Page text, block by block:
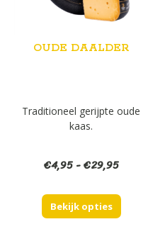
OUDE DAALDER
Traditioneel gerijpte oude
kaas.
€4,95-€29,95Prijsklasse:
tot
Bekijk opties